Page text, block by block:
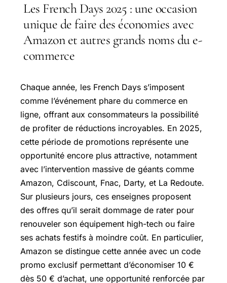
Les French Days 2025 : une occasion
unique de faire des économies avec
Amazon et autres grands noms du e-
commerce
Chaque année, les French Days s’imposent
comme l’événement phare du commerce en
ligne, offrant aux consommateurs la possibilité
de profiter de réductions incroyables. En 2025,
cette période de promotions représente une
opportunité encore plus attractive, notamment
avec l’intervention massive de géants comme
Amazon, Cdiscount, Fnac, Darty, et La Redoute.
Sur plusieurs jours, ces enseignes proposent
des offres qu’il serait dommage de rater pour
renouveler son équipement high-tech ou faire
ses achats festifs à moindre coût. En particulier,
Amazon se distingue cette année avec un code
promo exclusif permettant d’économiser 10 €
dès 50 € d’achat, une opportunité renforcée par